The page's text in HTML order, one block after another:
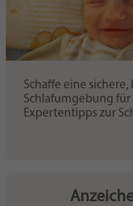
Schaffe eine
Schlafumgebung
Expertentipps zur